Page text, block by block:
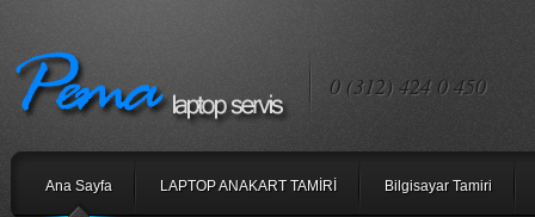
0 (312) 424 0 450
Ana Sayfa LAPTOP ANAKART TAMİRİ Bilgisayar Tamiri